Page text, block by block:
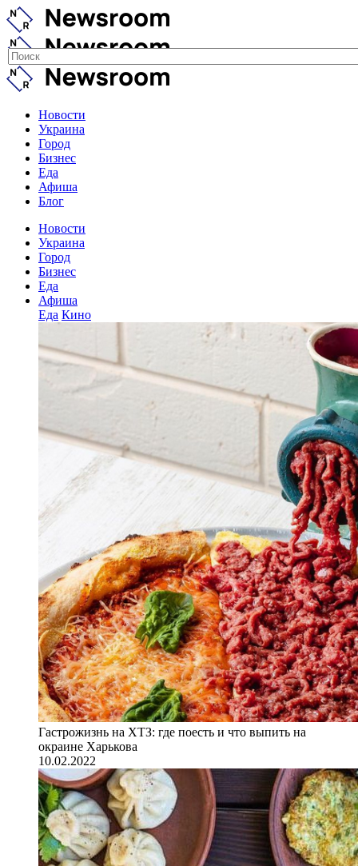
Новости
Украина
Город
Бизнес
Еда
Афиша
Блог
Новости
Украина
Город
Бизнес
Еда
Афиша
Еда Кино
Гастрожизнь на ХТЗ: где поесть и что выпить на
окраине Харькова
10.02.2022